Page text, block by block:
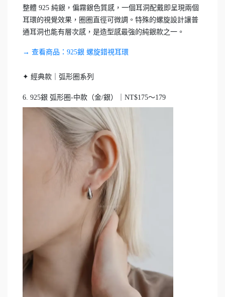
整體 925 純銀，偏霧銀色質感，一個耳洞配戴即呈現兩個
耳環的視覺效果，圈圈直徑可微調。特殊的螺旋設計讓普
通耳洞也能有層次感，是造型感最強的純銀款之一。
→ 查看商品：925銀 螺旋錯視耳環
✦ 經典款｜弧形圈系列
6. 925銀 弧形圈-中款（金/銀）｜NT$175～179